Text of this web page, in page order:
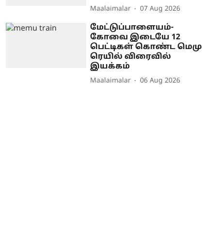
Maalaimalar 07 Aug 2026
மேட்டுப்பாளையம்-
கோவை இடையே 12
பெட்டிகள் கொண்ட மெமு
ரெயில் விரைவில்
இயக்கம்
Maalaimalar 06 Aug 2026